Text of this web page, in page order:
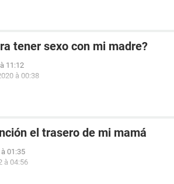
tener sexo con mi madre?
11:12
à 00:38
el trasero de mi mamá
01:35
à 04:56